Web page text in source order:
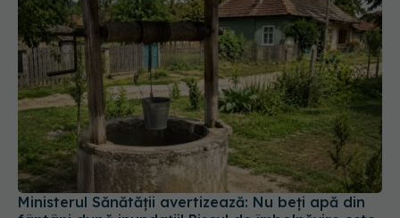
Ministerul Sănătății avertizează: Nu beți apă din
fântâni după inundații! Riscul de îmbolnăvire este
mare
22 iul 2026, 09:38